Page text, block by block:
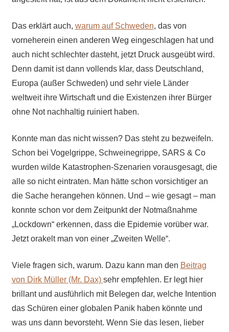
Das erklärt auch, warum auf Schweden, das von
vorneherein einen anderen Weg eingeschlagen hat und
auch nicht schlechter dasteht, jetzt Druck ausgeübt wird.
Denn damit ist dann vollends klar, dass Deutschland,
Europa (außer Schweden) und sehr viele Länder
weltweit ihre Wirtschaft und die Existenzen ihrer Bürger
ohne Not nachhaltig ruiniert haben.
Konnte man das nicht wissen? Das steht zu bezweifeln.
Schon bei Vogelgrippe, Schweinegrippe, SARS & Co
wurden wilde Katastrophen-Szenarien vorausgesagt, die
alle so nicht eintraten. Man hätte schon vorsichtiger an
die Sache herangehen können. Und – wie gesagt – man
konnte schon vor dem Zeitpunkt der Notmaßnahme
„Lockdown“ erkennen, dass die Epidemie vorüber war.
Jetzt orakelt man von einer „Zweiten Welle“.
Viele fragen sich, warum. Dazu kann man den Beitrag
von Dirk Müller (Mr. Dax) sehr empfehlen. Er legt hier
brillant und ausführlich mit Belegen dar, welche Intention
das Schüren einer globalen Panik haben könnte und
was uns dann bevorsteht. Wenn Sie das lesen, lieber